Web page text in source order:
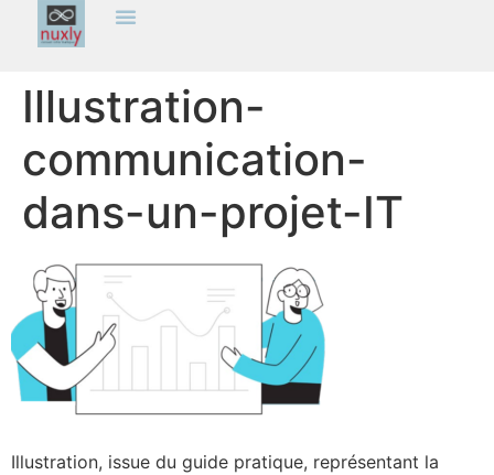
Illustration-
communication-
dans-un-projet-IT
Illustration, issue du guide pratique, représentant la